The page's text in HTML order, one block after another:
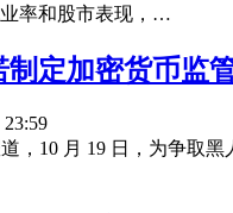
率和股市表现，…
制定加密货币监
道，10 月 19 日，为争取